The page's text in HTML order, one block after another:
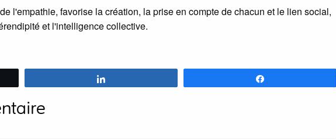
l'empathie, favorise la création, la prise en compte de chacun et le lien social,
et l'intelligence collective.